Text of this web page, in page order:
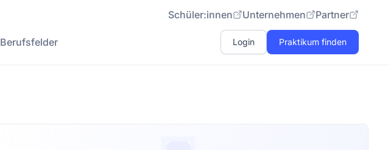
Schüler:innen Unternehmen Partner
Berufsfelder Login Praktikum finden